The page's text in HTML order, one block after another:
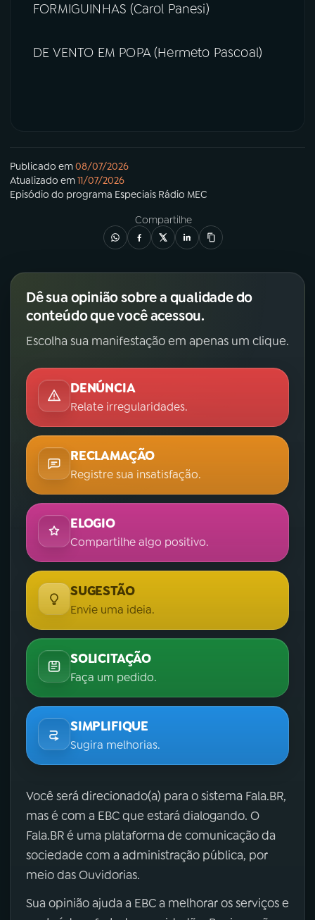
FORMIGUINHAS (Carol Panesi)
DE VENTO EM POPA (Hermeto Pascoal)
Publicado em08/07/2026
Atualizado em11/07/2026
Episódio do programa Especiais Rádio MEC
Compartilhe
Dê sua opinião sobre a qualidade do
conteúdo que você acessou.
Escolha sua manifestação em apenas um clique.
DENÚNCIA
Relate irregularidades.
RECLAMAÇÃO
Registre sua insatisfação.
ELOGIO
Compartilhe algo positivo.
SUGESTÃO
Envie uma ideia.
SOLICITAÇÃO
Faça um pedido.
SIMPLIFIQUE
Sugira melhorias.
Você será direcionado(a) para o sistema Fala.BR,
mas é com a EBC que estará dialogando. O
Fala.BR é uma plataforma de comunicação da
sociedade com a administração pública, por
meio das Ouvidorias.
Sua opinião ajuda a EBC a melhorar os serviços e